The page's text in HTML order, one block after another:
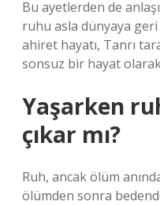
Bu ayetlerden de
ruhu asla dünyaya
ahiret hayatı, Tanrı
sonsuz bir hayat
Yaşarken
çıkar mı?
Ruh, ancak ölüm
ölümden sonra